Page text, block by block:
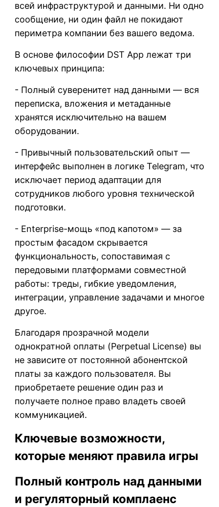
всей инфраструктурой и данными. Ни одно
сообщение, ни один файл не покидают
периметра компании без вашего ведома.
В основе философии DST App лежат три
ключевых принципа:
- Полный суверенитет над данными — вся
переписка, вложения и метаданные
хранятся исключительно на вашем
оборудовании.
- Привычный пользовательский опыт —
интерфейс выполнен в логике Telegram, что
исключает период адаптации для
сотрудников любого уровня технической
подготовки.
- Enterprise-мощь «под капотом» — за
простым фасадом скрывается
функциональность, сопоставимая с
передовыми платформами совместной
работы: треды, гибкие уведомления,
интеграции, управление задачами и многое
другое.
Благодаря прозрачной модели
однократной оплаты (Perpetual License) вы
не зависите от постоянной абонентской
платы за каждого пользователя. Вы
приобретаете решение один раз и
получаете полное право владеть своей
коммуникацией.
Ключевые возможности,
которые меняют правила игры
Полный контроль над данными
и регуляторный комплаенс